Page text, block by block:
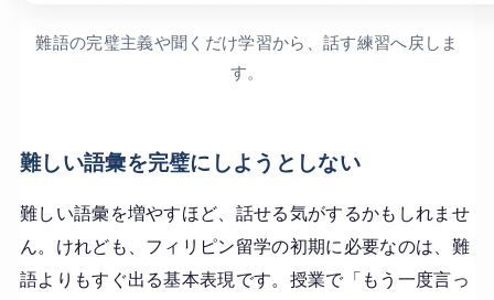
難語の完璧主義や聞くだけ学習から、話す練習へ戻しま
す。
難しい語彙を完璧にしようとしない
難しい語彙を増やすほど、話せる気がするかもしれませ
ん。けれども、フィリピン留学の初期に必要なのは、難
語よりもすぐ出る基本表現です。授業で「もう一度言っ